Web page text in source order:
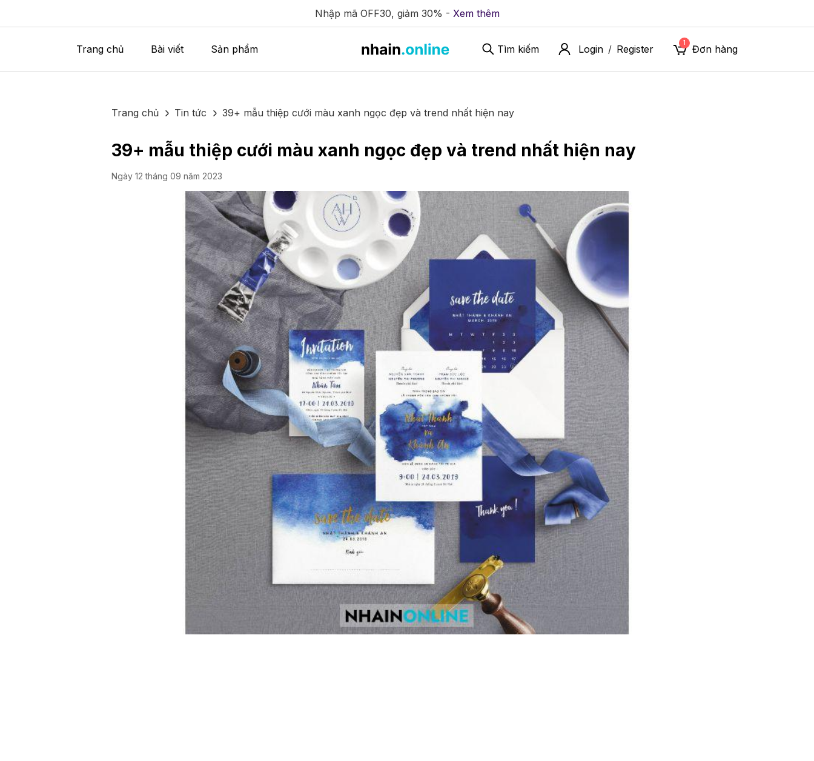
Nhập mã OFF30, giảm 30% - Xem thêm
Trang chủ Bài viết Sản phẩm Tìm kiếm Login / Register
1
Đơn hàng
Trang chủ Tin tức 39+ mẫu thiệp cưới màu xanh ngọc đẹp và trend nhất hiện nay
39+ mẫu thiệp cưới màu xanh ngọc đẹp và trend nhất hiện nay
Ngày 12 tháng 09 năm 2023